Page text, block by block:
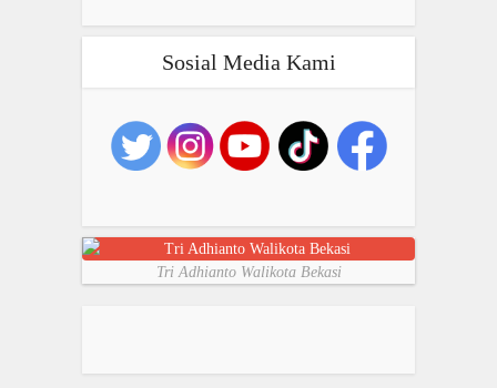
Sosial Media Kami
Tri Adhianto Walikota Bekasi